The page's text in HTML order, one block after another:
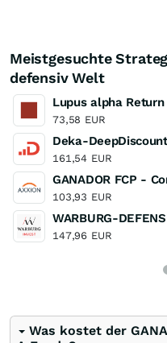
Meistgesuchte
defensiv Welt
Lupus alpha Return
73,58 EUR
Deka-
161,54 EUR
GANADOR FCP -
103,93 EUR
WARBURG-
147,96 EUR
Was kostet der